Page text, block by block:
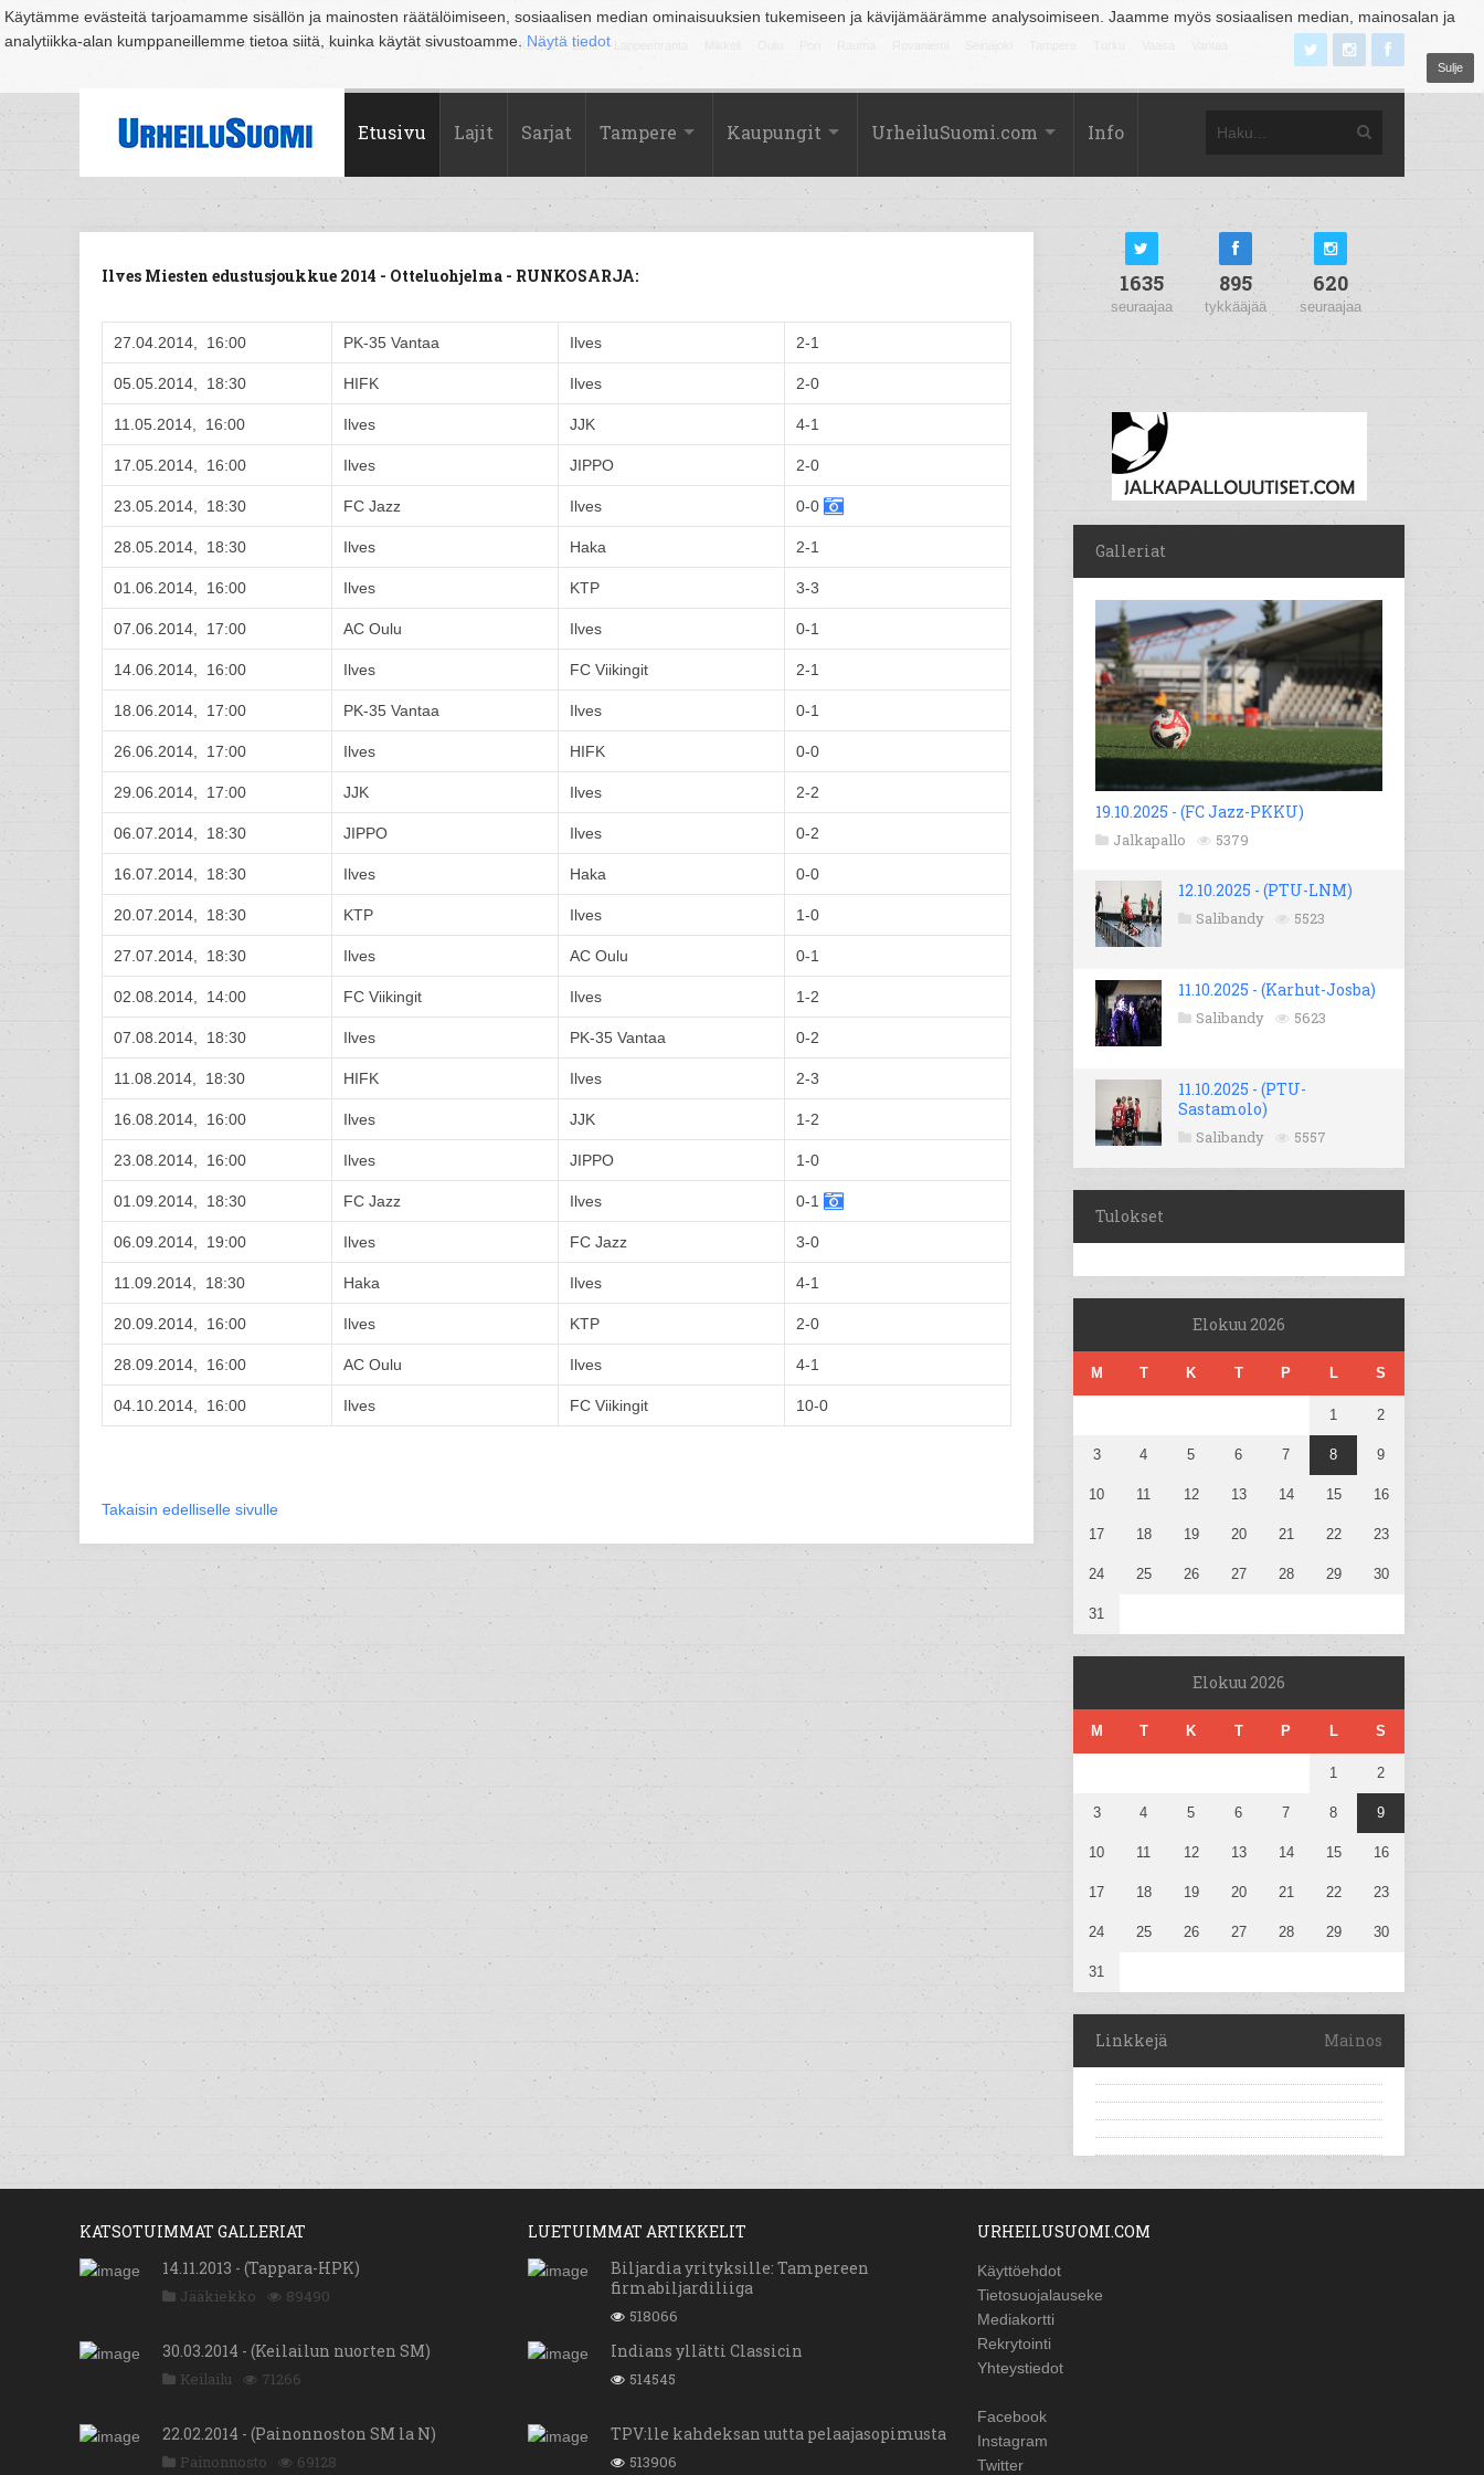
Käytämme evästeitä tarjoamamme sisällön ja mainosten räätälöimiseen, sosiaalisen median ominaisuuksien tukemiseen ja kävijämäärämme analysoimiseen. Jaamme myös sosiaalisen median, mainosalan ja
analytiikka-alan kumppaneillemme tietoa siitä, kuinka käytät sivustoamme. Näytä tiedot
Sulje
Suomi Espoo Helsinki Hämeenlinna Joensuu Jyväskylä Kouvola Kuopio Lahti
Etusivu Lajit Sarjat Tampere Kaupungit UrheiluSuomi.com Info
Ilves Miesten edustusjoukkue 2014 - Otteluohjelma - RUNKOSARJA:
27.04.2014, 16:00 PK-35 Vantaa Ilves 2-1
05.05.2014, 18:30 HIFK Ilves 2-0
11.05.2014, 16:00 Ilves JJK 4-1
17.05.2014, 16:00 Ilves JIPPO 2-0
23.05.2014, 18:30 FC Jazz Ilves 0-0
28.05.2014, 18:30 Ilves Haka 2-1
01.06.2014, 16:00 Ilves KTP 3-3
07.06.2014, 17:00 AC Oulu Ilves 0-1
14.06.2014, 16:00 Ilves FC Viikingit 2-1
18.06.2014, 17:00 PK-35 Vantaa Ilves 0-1
26.06.2014, 17:00 Ilves HIFK 0-0
29.06.2014, 17:00 JJK Ilves 2-2
06.07.2014, 18:30 JIPPO Ilves 0-2
16.07.2014, 18:30 Ilves Haka 0-0
20.07.2014, 18:30 KTP Ilves 1-0
27.07.2014, 18:30 Ilves AC Oulu 0-1
02.08.2014, 14:00 FC Viikingit Ilves 1-2
07.08.2014, 18:30 Ilves PK-35 Vantaa 0-2
11.08.2014, 18:30 HIFK Ilves 2-3
16.08.2014, 16:00 Ilves JJK 1-2
23.08.2014, 16:00 Ilves JIPPO 1-0
01.09.2014, 18:30 FC Jazz Ilves 0-1
06.09.2014, 19:00 Ilves FC Jazz 3-0
11.09.2014, 18:30 Haka Ilves 4-1
20.09.2014, 16:00 Ilves KTP 2-0
28.09.2014, 16:00 AC Oulu Ilves 4-1
04.10.2014, 16:00 Ilves FC Viikingit 10-0
Takaisin edelliselle sivulle
1635
seuraajaa
895
tykkääjää
620
seuraajaa
Galleriat
19.10.2025 - (FC Jazz-PKKU)
Jalkapallo 5379
12.10.2025 - (PTU-LNM)
Salibandy 5523
11.10.2025 - (Karhut-Josba)
Salibandy 5623
11.10.2025 - (PTU-
Sastamolo)
Salibandy 5557
Tulokset
Elokuu 2026
M T K T P L S
1 2
3 4 5 6 7 8 9
10 11 12 13 14 15 16
17 18 19 20 21 22 23
24 25 26 27 28 29 30
31
Elokuu 2026
M T K T P L S
1 2
3 4 5 6 7 8 9
10 11 12 13 14 15 16
17 18 19 20 21 22 23
24 25 26 27 28 29 30
31
Linkkejä Mainos
KATSOTUIMMAT GALLERIAT
14.11.2013 - (Tappara-HPK)
Jääkiekko 89490
30.03.2014 - (Keilailun nuorten SM)
Keilailu 71266
22.02.2014 - (Painonnoston SM la N)
Painonnosto 69128
LUETUIMMAT ARTIKKELIT
Biljardia yrityksille: Tampereen
firmabiljardiliiga
518066
Indians yllätti Classicin
514545
TPV:lle kahdeksan uutta pelaajasopimusta
513906
URHEILUSUOMI.COM
Käyttöehdot
Tietosuojalauseke
Mediakortti
Rekrytointi
Yhteystiedot
Facebook
Instagram
Twitter